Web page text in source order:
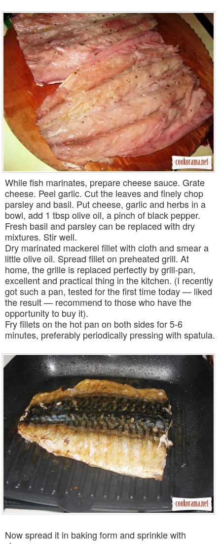
While fish marinates, prepare cheese sauce. Grate
cheese. Peel garlic. Сut the leaves and finely chop
parsley and basil. Put cheese, garlic and herbs in a
bowl, add 1 tbsp olive oil, a pinch of black pepper.
Fresh basil and parsley can be replaced with dry
mixtures. Stir well.
Dry marinated mackerel fillet with cloth and smear a
little olive oil. Spread fillet on preheated grill. At
home, the grille is replaced perfectly by grill-pan,
excellent and practical thing in the kitchen. (I recently
got such a pan, tested for the first time today — liked
the result — recommend to those who have the
opportunity to buy it).
Fry fillets on the hot pan on both sides for 5-6
minutes, preferably periodically pressing with spatula.
Now spread it in baking form and sprinkle with